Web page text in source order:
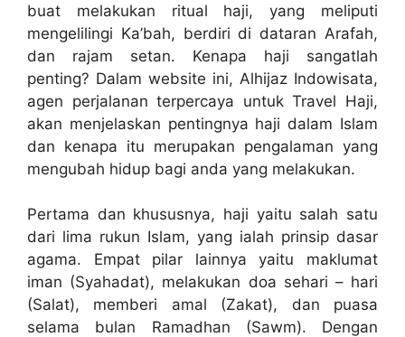
buat melakukan ritual haji, yang meliputi
mengelilingi Ka’bah, berdiri di dataran Arafah,
dan rajam setan. Kenapa haji sangatlah
penting? Dalam website ini, Alhijaz Indowisata,
agen perjalanan terpercaya untuk Travel Haji,
akan menjelaskan pentingnya haji dalam Islam
dan kenapa itu merupakan pengalaman yang
mengubah hidup bagi anda yang melakukan.
Pertama dan khususnya, haji yaitu salah satu
dari lima rukun Islam, yang ialah prinsip dasar
agama. Empat pilar lainnya yaitu maklumat
iman (Syahadat), melakukan doa sehari – hari
(Salat), memberi amal (Zakat), dan puasa
selama bulan Ramadhan (Sawm). Dengan